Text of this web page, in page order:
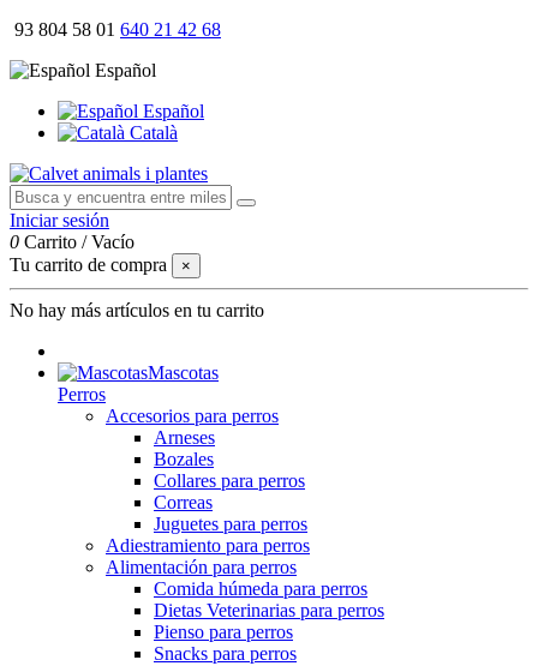
93 804 58 01 640 21 42 68
Español
Español
Català
Iniciar sesión
0 Carrito /Vacío
Tu carrito de compra
×
No hay más artículos en tu carrito
Mascotas
Perros
Accesorios para perros
Arneses
Bozales
Collares para perros
Correas
Juguetes para perros
Adiestramiento para perros
Alimentación para perros
Comida húmeda para perros
Dietas Veterinarias para perros
Pienso para perros
Snacks para perros